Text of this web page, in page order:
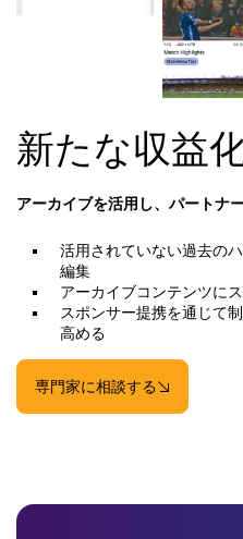
新たな収益
アーカイブを活用し、パートナ
活用されていない過去の
編集
アーカイブコンテンツに
スポンサー提携を通じて
高める
専門家に相談する